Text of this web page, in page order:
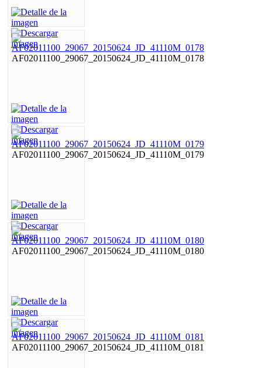
AF02011100_29067_20150624_JD_41110M_0178
AF02011100_29067_20150624_JD_41110M_0179
AF02011100_29067_20150624_JD_41110M_0180
AF02011100_29067_20150624_JD_41110M_0181